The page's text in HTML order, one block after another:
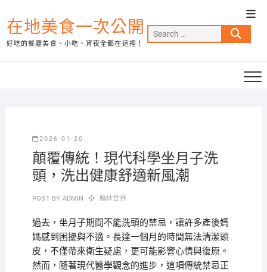
to
content
在地美食一次公開
好吃的餐廳美食、小吃、宵夜全都在這裡！
Search
…
2026-01-20
顛覆傳統！現代科學坐月子洗
頭，洗出健康舒適新風潮
POST BY ADMIN 婚紗世界
過去，坐月子期間不能洗頭的禁忌，讓許多產後媽
媽感到困擾與不適。長達一個月的時間無法清潔頭
皮，不僅帶來衛生疑慮，更可能影響心情與復原。
然而，隨著現代醫學觀念的進步，這項傳統禁忌正